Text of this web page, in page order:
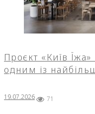
Проєкт «Київ
одним із
19.07.2026 71